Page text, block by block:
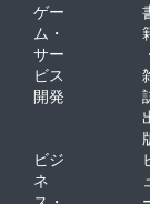
ゲー
ム・
サー
ビス
開発
ビジ
ネ